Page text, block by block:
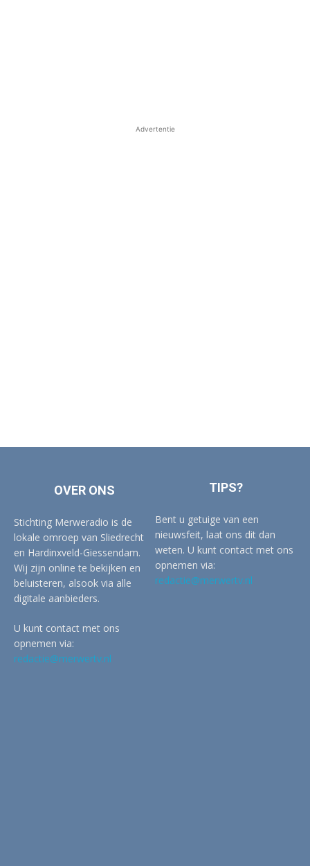
Advertentie
OVER ONS
Stichting Merweradio is de
lokale omroep van Sliedrecht
en Hardinxveld-Giessendam.
Wij zijn online te bekijken en
beluisteren, alsook via alle
digitale aanbieders.
U kunt contact met ons
opnemen via:
redactie@merwertv.nl
TIPS?
Bent u getuige van een
nieuwsfeit, laat ons dit dan
weten. U kunt contact met ons
opnemen via:
redactie@merwertv.nl